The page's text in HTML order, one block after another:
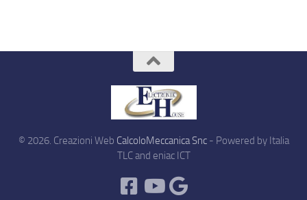
© 2026. Creazioni Web CalcoloMeccanica Snc- Powered by Italia
TLC and eniac ICT